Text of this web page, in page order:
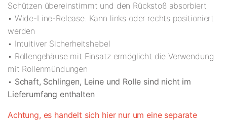
Schützen übereinstimmt und den Rückstoß absorbiert
• Wide-Line-Release. Kann links oder rechts positioniert
werden
• Intuitiver Sicherheitshebel
• Rollengehäuse mit Einsatz ermöglicht die Verwendung
mit Rollenmündungen
• Schaft, Schlingen, Leine und Rolle sind nicht im
Lieferumfang enthalten
Achtung, es handelt sich hier nur um eine separate